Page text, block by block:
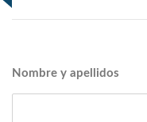
Nombre y apellidos